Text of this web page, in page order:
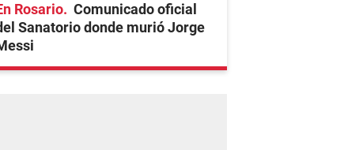
Rosario
Comunicado oficial
Sanatorio donde murió Jorge